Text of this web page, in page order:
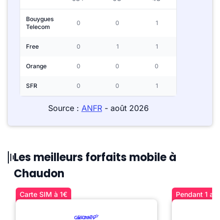
Bouygues
Telecom
0 0 1
Free 0 1 1
Orange 0 0 0
SFR 0 0 1
Source : ANFR- août 2026
Les meilleurs forfaits mobile à
Chaudon
Carte SIM à 1€ Pendant 1